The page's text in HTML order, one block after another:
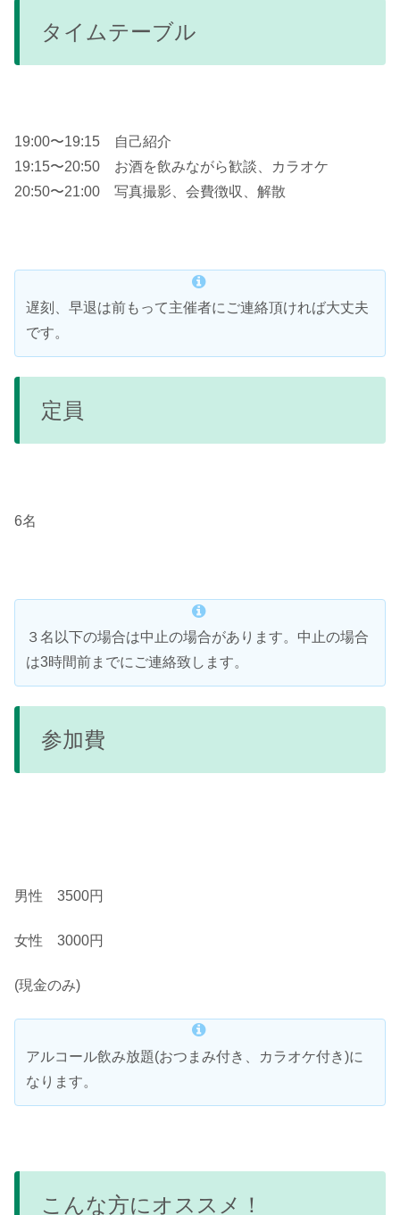
タイムテーブル
19:00〜19:15 自己紹介
19:15〜20:50 お酒を飲みながら歓談、カラオケ
20:50〜21:00 写真撮影、会費徴収、解散
遅刻、早退は前もって主催者にご連絡頂ければ大丈夫
です。
定員
6名
３名以下の場合は中止の場合があります。中止の場合
は3時間前までにご連絡致します。
参加費
男性 3500円
女性 3000円
(現金のみ)
アルコール飲み放題(おつまみ付き、カラオケ付き)に
なります。
こんな方にオススメ！